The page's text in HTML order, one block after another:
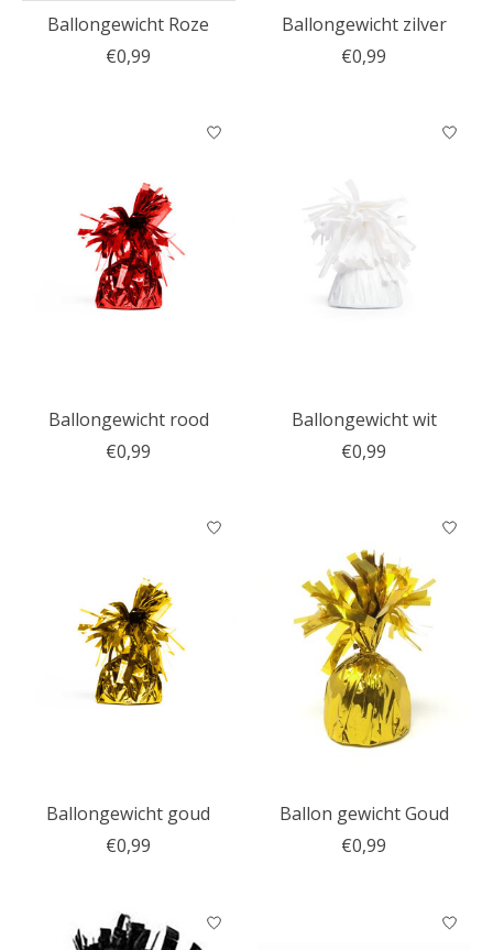
Ballongewicht Roze
€0,99
Ballongewicht zilver
€0,99
Ballongewicht rood
€0,99
Ballongewicht wit
€0,99
Ballongewicht goud
€0,99
Ballon gewicht Goud
€0,99